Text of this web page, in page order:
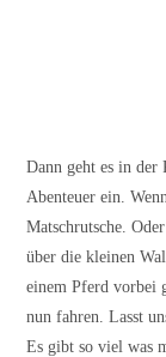
Dann geht es in der
Abenteuer ein.
Matschrutsche.
über die kleinen
einem Pferd vorbei
nun fahren. Lasst
Es gibt so viel was